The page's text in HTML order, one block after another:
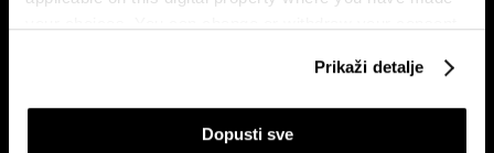
If you allow, we would also like to:
Prikaži detalje
Dopusti svenisu pošteđeni otkrića iz